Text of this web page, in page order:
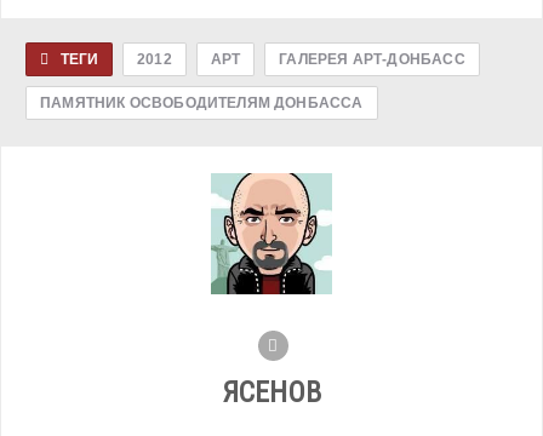
ТЕГИ 2012 АРТ ГАЛЕРЕЯ АРТ-ДОНБАСС
ПАМЯТНИК ОСВОБОДИТЕЛЯМ ДОНБАССА
ЯСЕНОВ